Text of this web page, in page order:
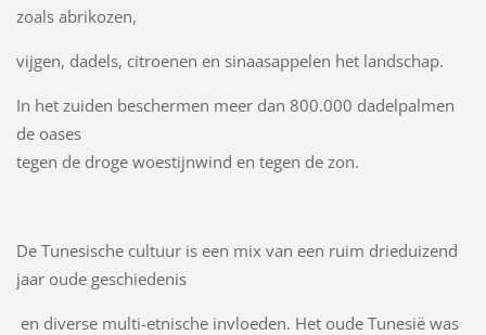
zoals abrikozen,
vijgen, dadels, citroenen en sinaasappelen het landschap.
In het zuiden beschermen meer dan 800.000 dadelpalmen
de oases
tegen de droge woestijnwind en tegen de zon.
De Tunesische cultuur is een mix van een ruim drieduizend
jaar oude geschiedenis
en diverse multi-etnische invloeden. Het oude Tunesië was